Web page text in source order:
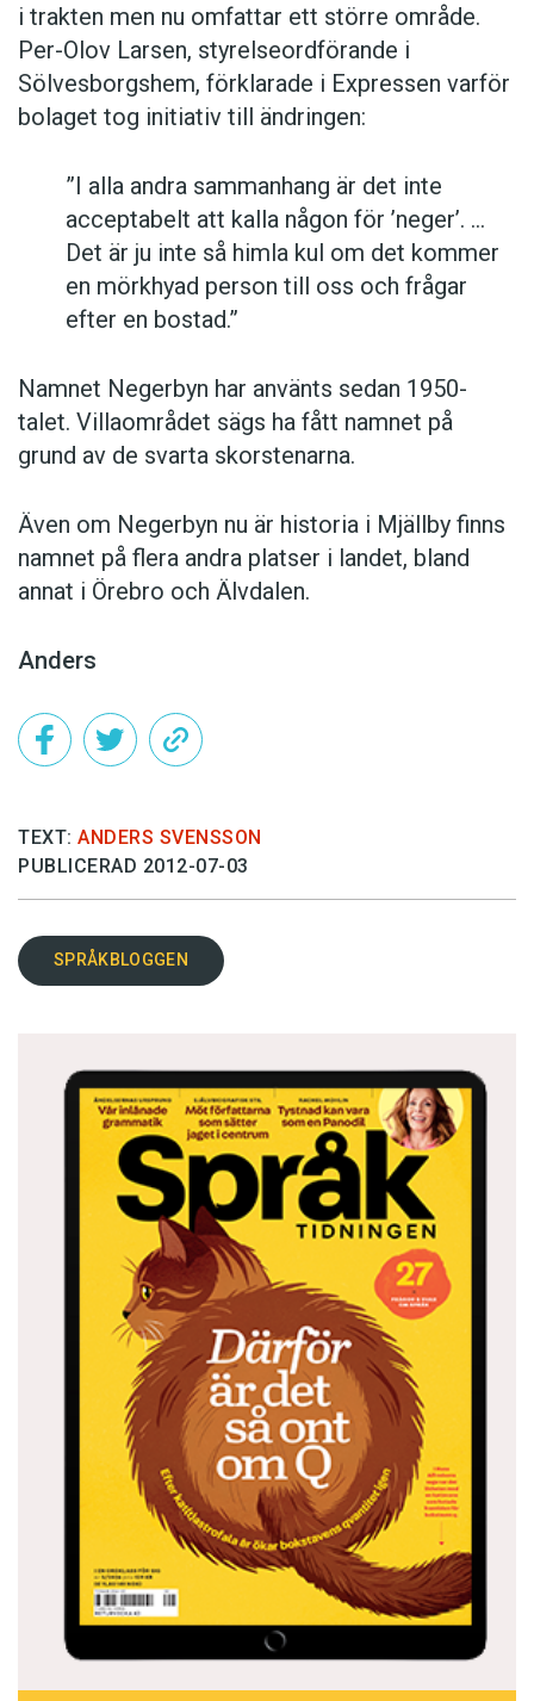
i trakten men nu omfattar ett större område.
Per-Olov Larsen, styrelseordförande i
Sölvesborgshem, förklarade i Expressen varför
bolaget tog initiativ till ändringen:
”I alla andra sammanhang är det inte
acceptabelt att kalla någon för ’neger’. …
Det är ju inte så himla kul om det kommer
en mörkhyad person till oss och frågar
efter en bostad.”
Namnet Negerbyn har använts sedan 1950-
talet. Villaområdet sägs ha fått namnet på
grund av de svarta skorstenarna.
Även om Negerbyn nu är historia i Mjällby finns
namnet på flera andra platser i landet, bland
annat i Örebro och Älvdalen.
Anders
TEXT: ANDERS SVENSSON
PUBLICERAD 2012-07-03
SPRÅKBLOGGEN